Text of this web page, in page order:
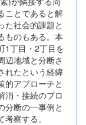
ことであると解
た社会的課題と
ものもある。本
1丁目・2丁目を
辺地域と分断さ
れたという経緯
的アプローチと
消・接続のプロ
分断の一事例と
察する。